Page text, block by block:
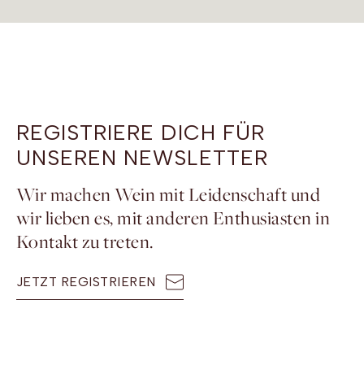
REGISTRIERE DICH FÜR
UNSEREN NEWSLETTER
Wir machen Wein mit Leidenschaft und
wir lieben es, mit anderen Enthusiasten in
Kontakt zu treten.
JETZT REGISTRIEREN